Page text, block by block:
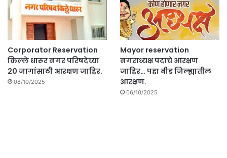
Corporator Reservation
किल्ले धारूर नगर परिषदेच्या
20 जागांसाठी आरक्षण जाहिर.
08/10/2025
Mayor reservation
नगराध्यक्ष पदाचे आरक्षण
जाहिर… पहा बीड जिल्ह्यातील
आरक्षण.
06/10/2025